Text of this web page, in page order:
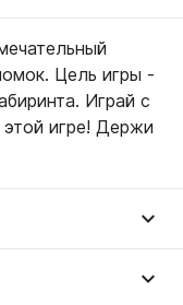
Цель игры -
Играй с
игре! Держи